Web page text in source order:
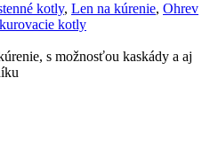
kotly, Len na kúrenie, Ohrev
kotly
s možnosťou kaskády a aj